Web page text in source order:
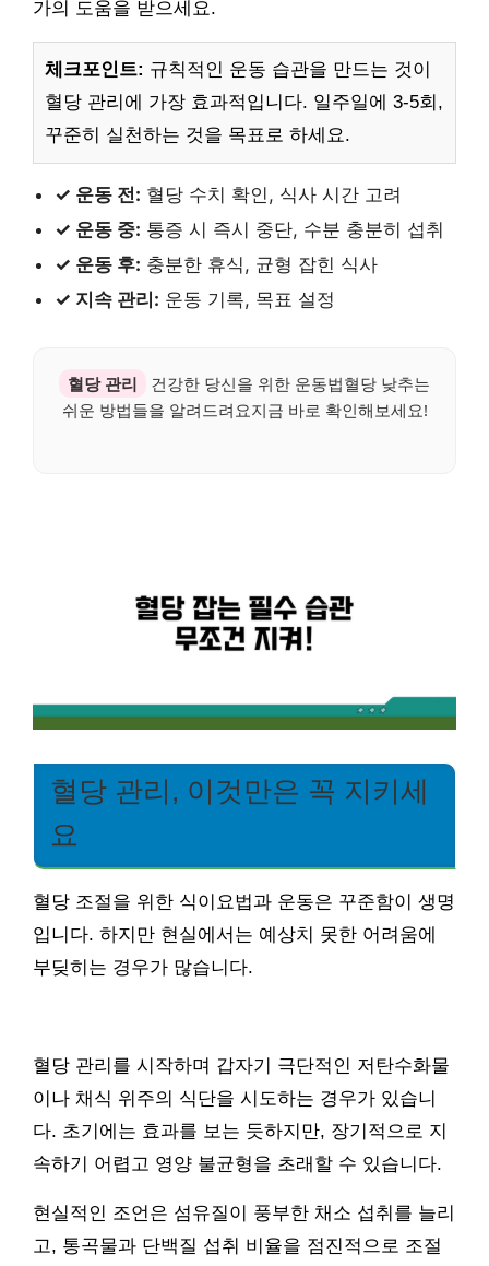
가의 도움을 받으세요.
체크포인트: 규칙적인 운동 습관을 만드는 것이
혈당 관리에 가장 효과적입니다. 일주일에 3-5회,
꾸준히 실천하는 것을 목표로 하세요.
✓ 운동 전: 혈당 수치 확인, 식사 시간 고려
✓ 운동 중: 통증 시 즉시 중단, 수분 충분히 섭취
✓ 운동 후: 충분한 휴식, 균형 잡힌 식사
✓ 지속 관리: 운동 기록, 목표 설정
혈당 관리
건강한 당신을 위한 운동법혈당 낮추는
쉬운 방법들을 알려드려요지금 바로 확인해보세요!
혈당 관리, 이것만은 꼭 지키세
요
혈당 조절을 위한 식이요법과 운동은 꾸준함이 생명
입니다. 하지만 현실에서는 예상치 못한 어려움에
부딪히는 경우가 많습니다.
혈당 관리를 시작하며 갑자기 극단적인 저탄수화물
이나 채식 위주의 식단을 시도하는 경우가 있습니
다. 초기에는 효과를 보는 듯하지만, 장기적으로 지
속하기 어렵고 영양 불균형을 초래할 수 있습니다.
현실적인 조언은 섬유질이 풍부한 채소 섭취를 늘리
고, 통곡물과 단백질 섭취 비율을 점진적으로 조절